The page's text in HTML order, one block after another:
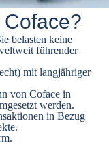
belasten keine
führender
mit langjähriger
von Coface in
werden.
in Bezug